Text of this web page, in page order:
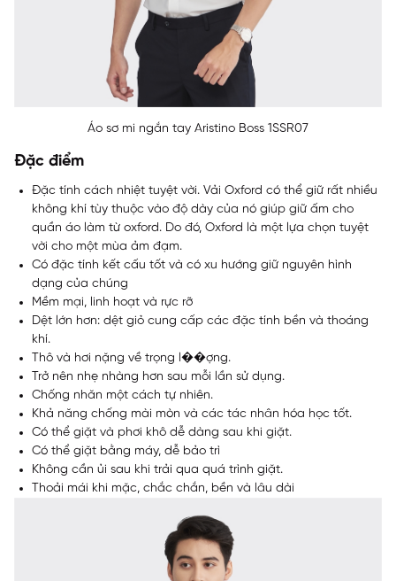
Áo sơ mi ngắn tay Aristino Boss 1SSR07
Đặc điểm
Đặc tính cách nhiệt tuyệt vời. Vải Oxford có thể giữ rất nhiều
không khí tùy thuộc vào độ dày của nó giúp giữ ấm cho
quần áo làm từ oxford. Do đó, Oxford là một lựa chọn tuyệt
vời cho một mùa ảm đạm.
Có đặc tính kết cấu tốt và có xu hướng giữ nguyên hình
dạng của chúng
Mềm mại, linh hoạt và rực rỡ
Dệt lớn hơn: dệt giỏ cung cấp các đặc tính bền và thoáng
khí.
Thô và hơi nặng về trọng l��ợng.
Trở nên nhẹ nhàng hơn sau mỗi lần sử dụng.
Chống nhăn một cách tự nhiên.
Khả năng chống mài mòn và các tác nhân hóa học tốt.
Có thể giặt và phơi khô dễ dàng sau khi giặt.
Có thể giặt bằng máy, dễ bảo trì
Không cần ủi sau khi trải qua quá trình giặt.
Thoải mái khi mặc, chắc chắn, bền và lâu dài